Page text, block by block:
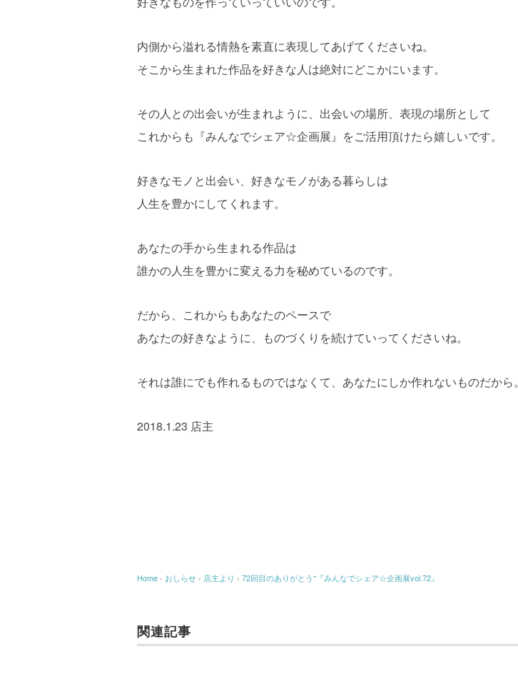
内側から溢れる情熱を素直に表現してあげてくださいね。
そこから生まれた作品を好きな人は絶対にどこかにいます。
その人との出会いが生まれように、出会いの場所、表現の場所として
これからも『みんなでシェア☆企画展』をご活用頂けたら嬉しいです。
好きなモノと出会い、好きなモノがある暮らしは
人生を豊かにしてくれます。
あなたの手から生まれる作品は
誰かの人生を豊かに変える力を秘めているのです。
だから、これからもあなたのペースで
あなたの好きなように、ものづくりを続けていってくださいね。
それは誰にでも作れるものではなくて、あなたにしか作れないものだから。
2018.1.23 店主
Home › おしらせ › 店主より › 72回目のありがとう*『みんなでシェア☆企画展vol.72』
関連記事